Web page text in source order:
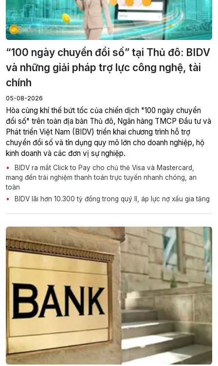
“100 ngày chuyển đổi số” tại Thủ đô: BIDV
và những giải pháp trợ lực công nghệ, tài
chính
05-08-2026
Hòa cùng khí thế bứt tốc của chiến dịch "100 ngày chuyển
đổi số" trên toàn địa bàn Thủ đô, Ngân hàng TMCP Đầu tư và
Phát triển Việt Nam (BIDV) triển khai chương trình hỗ trợ
chuyển đổi số và tín dụng quy mô lớn cho doanh nghiệp, hộ
kinh doanh và các đơn vị sự nghiệp.
BIDV ra mắt Click to Pay cho chủ thẻ Visa và Mastercard,
mang đến trải nghiệm thanh toán trực tuyến nhanh chóng, an
toàn
BIDV lãi hơn 10.300 tỷ đồng trong quý II, áp lực nợ xấu gia tăng